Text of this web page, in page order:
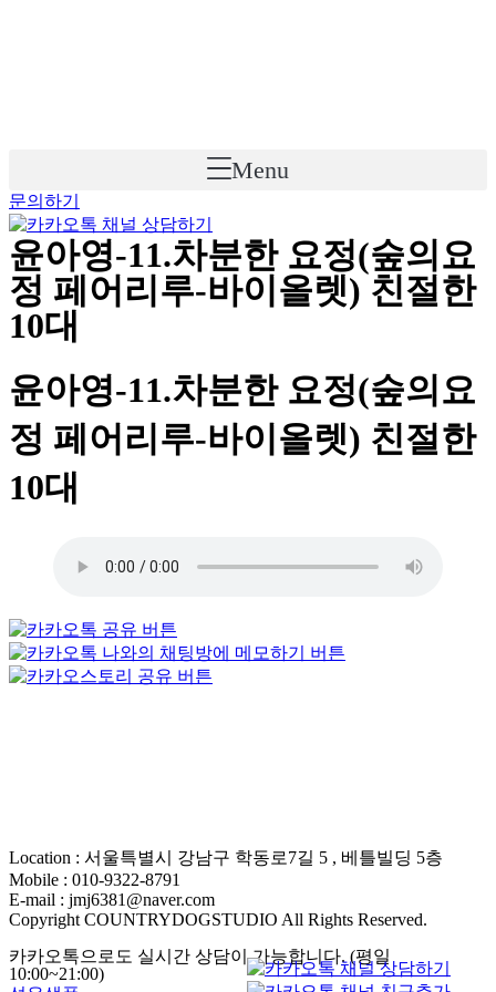
Menu
문의하기
윤아영-11.차분한 요정(숲의요
정 페어리루-바이올렛) 친절한
10대
윤아영-11.차분한 요정(숲의요
정 페어리루-바이올렛) 친절한
10대
Location : 서울특별시 강남구 학동로7길 5 , 베틀빌딩 5층
Mobile : 010-9322-8791
E-mail : jmj6381@naver.com
Copyright COUNTRYDOGSTUDIO All Rights Reserved.
카카오톡으로도 실시간 상담이 가능합니다. (평일
10:00~21:00)